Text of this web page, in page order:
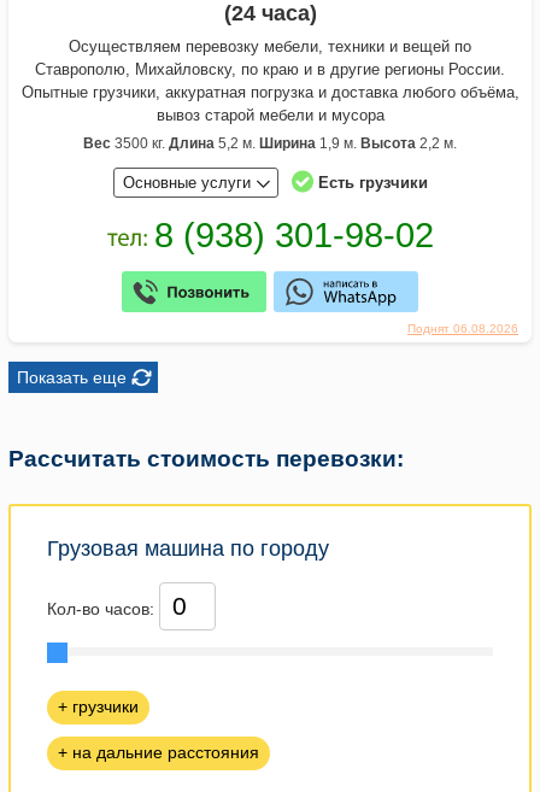
Поднят 06.08.2026
(24 часа)
Осуществляем перевозку мебели, техники и вещей по
Ставрополю, Михайловску, по краю и в другие регионы России.
Опытные грузчики, аккуратная погрузка и доставка любого объёма,
вывоз старой мебели и мусора
Вес 3500 кг. Длина 5,2 м. Ширина 1,9 м. Высота 2,2 м.
Основные услуги Есть грузчики
Показать еще
Рассчитать стоимость перевозки:
Грузовая машина по городу
Кол-во часов:
+ грузчики
+ на дальние расстояния